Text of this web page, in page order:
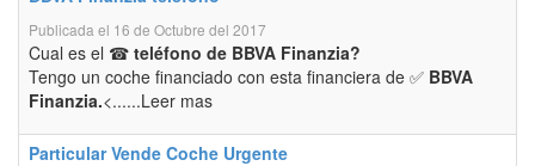
Publicada el 16 de Octubre del 2017
Cual es el ☎ teléfono de BBVA Finanzia?
Tengo un coche financiado con esta financiera de ✅ BBVA
Finanzia.<......Leer mas
Particular Vende Coche Urgente